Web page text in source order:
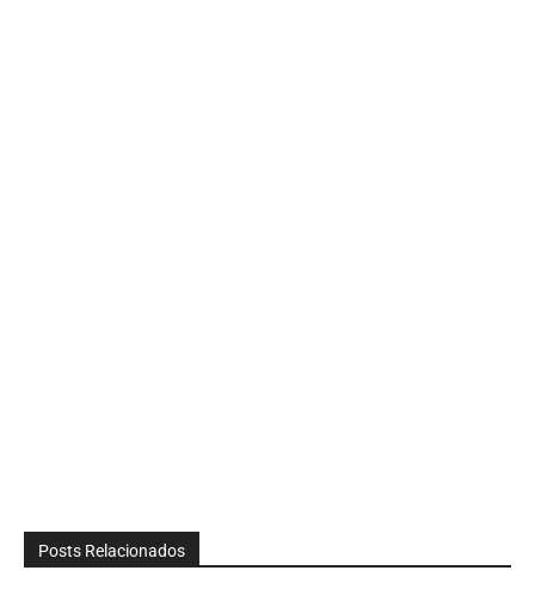
Posts Relacionados